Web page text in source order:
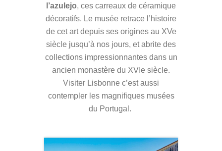
l’azulejo, ces carreaux de céramique
décoratifs. Le musée retrace l’histoire
de cet art depuis ses origines au XVe
siècle jusqu’à nos jours, et abrite des
collections impressionnantes dans un
ancien monastère du XVIe siècle.
Visiter Lisbonne c’est aussi
contempler les magnifiques musées
du Portugal.